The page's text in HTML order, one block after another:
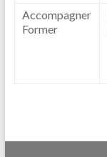
Accompagner
Former